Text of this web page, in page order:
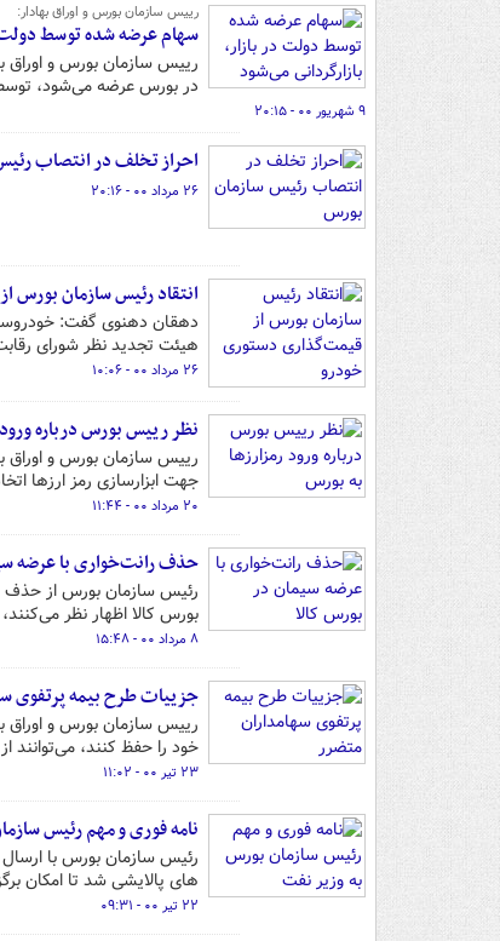
رییس سازمان بورس و اوراق بهادار:
سهام عرضه شده توسط دولت
رییس سازمان بورس و
در بورس عرضه می‌شود، توسط
۹ شهریور ۰۰ - ۲۰:۱۵
احراز تخلف در انتصاب
۲۶ مرداد ۰۰ - ۲۰:۱۶
انتقاد رئیس سازمان
دهقان دهنوی گفت:
هیئت تجدید نظر شورای
۲۶ مرداد ۰۰ - ۱۰:۰۶
نظر رییس بورس درباره
رییس سازمان بورس و اوراق
جهت ابزارسازی رمز ارزها
۲۰ مرداد ۰۰ - ۱۱:۴۴
حذف رانت‌خواری با عرضه
رئیس سازمان بورس از حذف
بورس کالا اظهار نظر
۸ مرداد ۰۰ - ۱۵:۴۸
جزییات طرح بیمه پرتفوی
خود را حفظ کنند، می‌توانند از تضمین سود
۲۳ تیر ۰۰ - ۱۱:۰۲
نامه فوری و مهم رئیس
رئیس سازمان بورس با ارسال
های پالایشی شد تا امکان
۲۲ تیر ۰۰ - ۰۹:۳۱